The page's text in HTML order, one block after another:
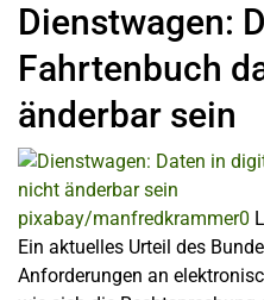
Dienstwagen:
Fahrtenbuch
änderbar sein
pixabay/manfredkrammer0
Ein aktuelles Urteil des
Anforderungen an